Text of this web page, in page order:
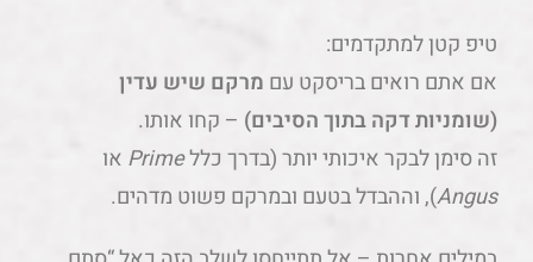
טיפ קטן למתקדמים:
אם אתם רואים בריסקט עם מרקם שיש עדין
(שומניות דקה בתוך הסיבים) – קחו אותו.
זה סימן לבקר איכותי יותר (בדרך כללPrime או
Angus), וההבדל בטעם ובמרקם פשוט מדהים.